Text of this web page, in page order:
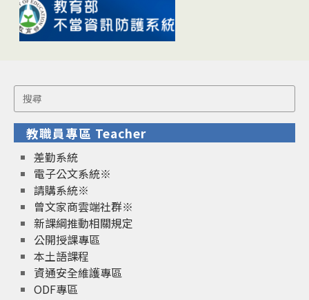
Search
for:
教職員專區 Teacher
差勤系統
電子公文系統※
請購系統※
曾文家商雲端社群※
新課綱推動相關規定
公開授課專區
本土語課程
資通安全維護專區
ODF專區